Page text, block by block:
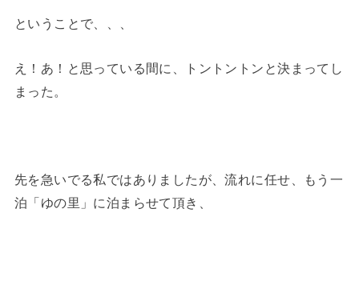
ということで、、、
え！あ！と思っている間に、トントントンと決まってし
まった。
先を急いでる私ではありましたが、流れに任せ、もう一
泊「ゆの里」に泊まらせて頂き、